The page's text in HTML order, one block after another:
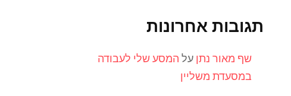
תגובות אחרונות
שף מאור נתן על המסע שלי לעבודה
במסעדת משליין